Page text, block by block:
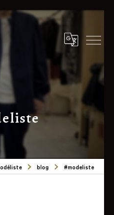
blog #modeliste